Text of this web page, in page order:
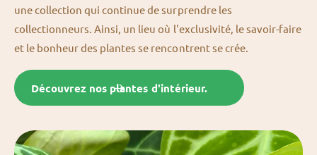
une collection qui continue de surprendre les
collectionneurs. Ainsi, un lieu où l'exclusivité, le savoir-faire
et le bonheur des plantes se rencontrent se crée.
Découvrez nos plantes d'intérieur.